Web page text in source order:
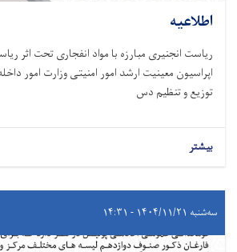
اطلاعیه
ریاست انجنیری مبارزه با مواد انفجاری تحت اثر
اپراسیون معینیت ارشد امور امنیتی وزارت امور
توزیع و تنظیم دس
بیشتر
سه‌شنبه ۱۴۰۴/۱۱/۲۱ - ۱۴:۳۱